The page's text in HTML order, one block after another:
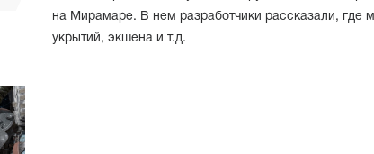
на Мирамаре. В нем разработчики рассказали, где
укрытий, экшена и т.д.